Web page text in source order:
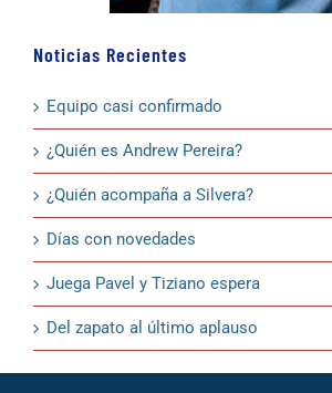
Noticias Recientes
Equipo casi confirmado
¿Quién es Andrew Pereira?
¿Quién acompaña a Silvera?
Días con novedades
Juega Pavel y Tiziano espera
Del zapato al último aplauso